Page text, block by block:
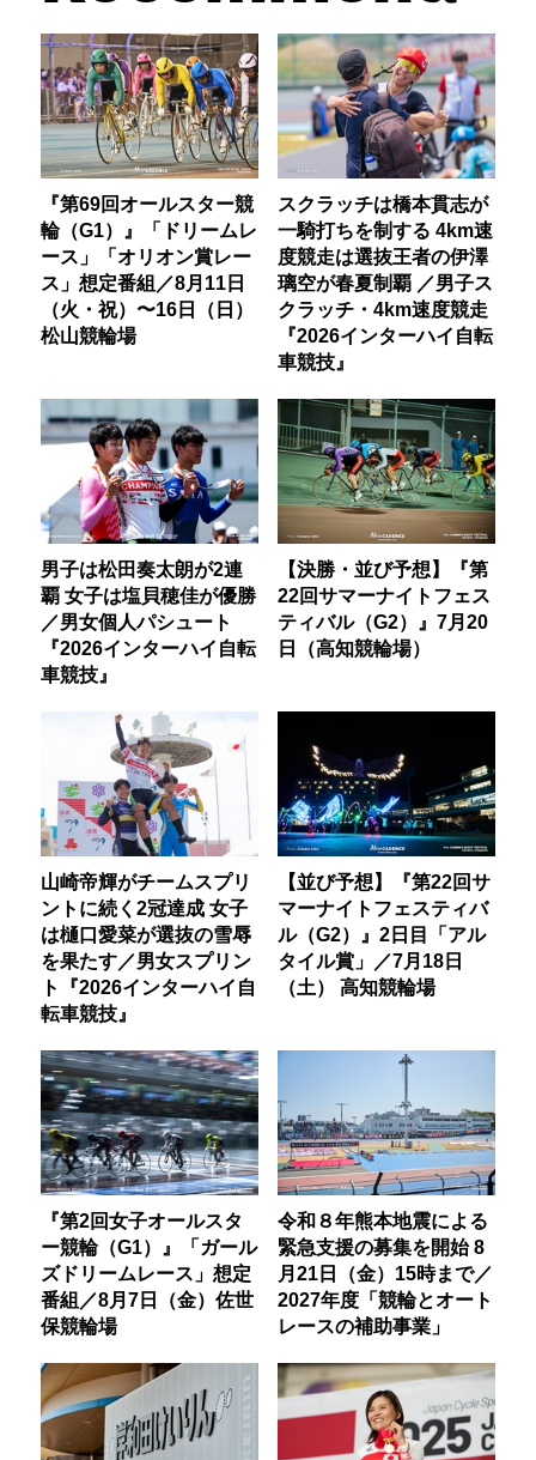
『第69回オールスター競
輪（G1）』「ドリームレ
ース」「オリオン賞レー
ス」想定番組／8月11日
（火・祝）〜16日（日）
松山競輪場
スクラッチは橋本貫志が
一騎打ちを制する 4km速
度競走は選抜王者の伊澤
璃空が春夏制覇 ／男子ス
クラッチ・4km速度競走
『2026インターハイ自転
車競技』
男子は松田奏太朗が2連
覇 女子は塩貝穂佳が優勝
／男女個人パシュート
『2026インターハイ自転
車競技』
【決勝・並び予想】『第
22回サマーナイトフェス
ティバル（G2）』7月20
日（高知競輪場）
山崎帝輝がチームスプリ
ントに続く2冠達成 女子
は樋口愛菜が選抜の雪辱
を果たす／男女スプリン
ト『2026インターハイ自
転車競技』
【並び予想】『第22回サ
マーナイトフェスティバ
ル（G2）』2日目「アル
タイル賞」／7月18日
（土） 高知競輪場
『第2回女子オールスタ
ー競輪（G1）』「ガール
ズドリームレース」想定
番組／8月7日（金）佐世
保競輪場
令和８年熊本地震による
緊急支援の募集を開始 8
月21日（金）15時まで／
2027年度「競輪とオート
レースの補助事業」